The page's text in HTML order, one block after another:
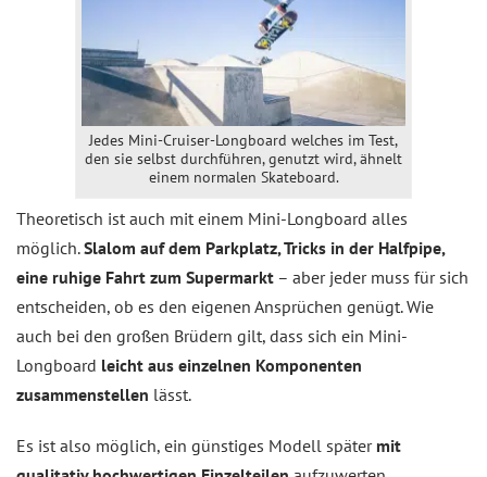
Jedes Mini-Cruiser-Longboard welches im Test,
den sie selbst durchführen, genutzt wird, ähnelt
einem normalen Skateboard.
Theoretisch ist auch mit einem Mini-Longboard alles
möglich.Slalom auf dem Parkplatz, Tricks in der Halfpipe,
eine ruhige Fahrt zum Supermarkt – aber jeder muss für sich
entscheiden, ob es den eigenen Ansprüchen genügt. Wie
auch bei den großen Brüdern gilt, dass sich ein Mini-
Longboard leicht aus einzelnen Komponenten
zusammenstellen lässt.
Es ist also möglich, ein günstiges Modell später mit